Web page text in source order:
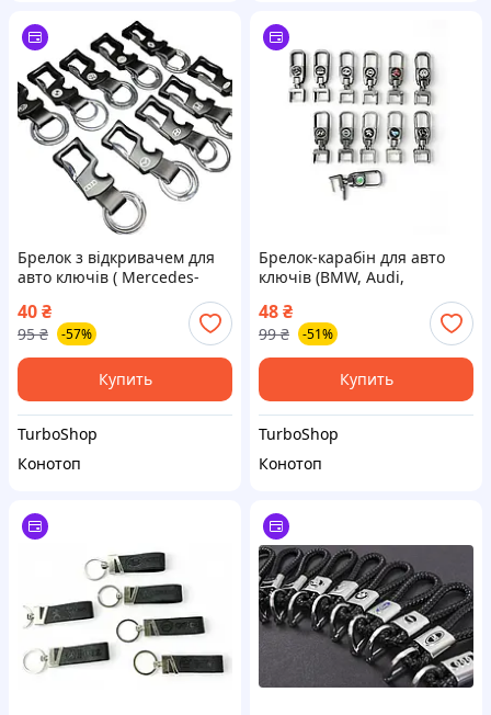
Брелок з відкривачем для
авто ключів ( Mercedes-
40₴
95 ₴ -57%
Купить
TurboShop
Конотоп
Брелок-карабін для авто
ключів (BMW, Audi,
Volkswagen, Mercedes-Benz,
Toyota, Lexus)
48₴
99 ₴ -51%
Купить
TurboShop
Конотоп